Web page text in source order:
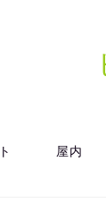
屋内